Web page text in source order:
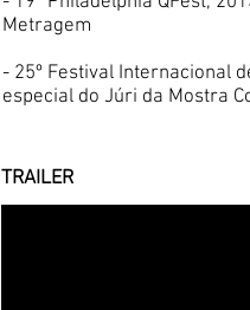
Metragem
- 25º Festival Internacional
especial do Júri da Mostra
TRAILER